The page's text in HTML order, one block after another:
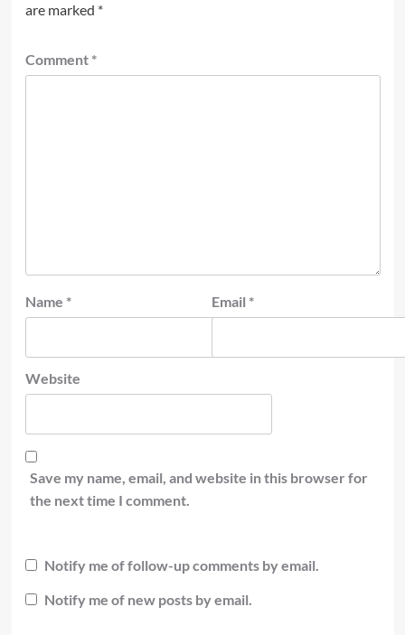
are marked *
Comment *
Name * Email *
Website
Save my name, email, and website in this browser for
the next time I comment.
Notify me of follow-up comments by email.
Notify me of new posts by email.